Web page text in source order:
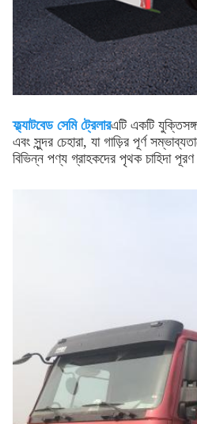
ফ্ল্যাটবেড সেমি ট্রেলারএটি একটি
এবং সুন্দর চেহারা, যা গাড়ির পূর্ণ
বিভিন্ন পণ্য গ্রাহকদের পৃথক চাহিদা